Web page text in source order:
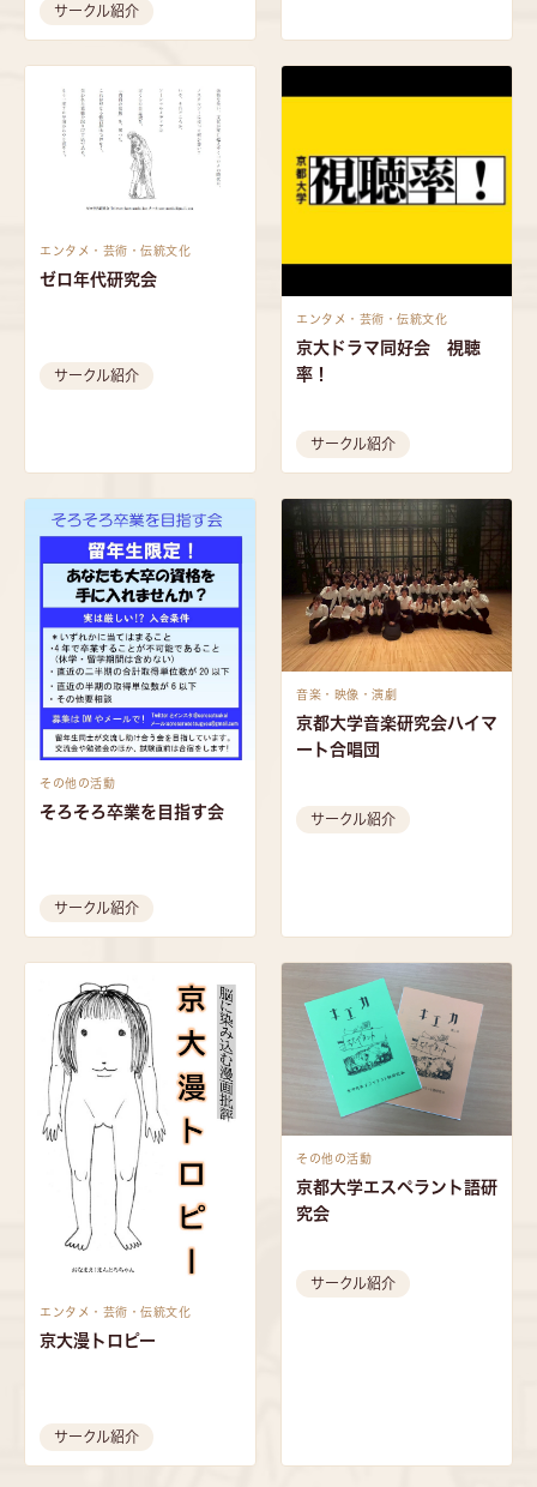
サークル紹介
エンタメ・芸術・伝統文化
ゼロ年代研究会
サークル紹介
エンタメ・芸術・伝統文化
京大ドラマ同好会 視聴
率！
サークル紹介
その他の活動
そろそろ卒業を目指す会
サークル紹介
音楽・映像・演劇
京都大学音楽研究会ハイマ
ート合唱団
サークル紹介
エンタメ・芸術・伝統文化
京大漫トロピー
サークル紹介
その他の活動
京都大学エスペラント語研
究会
サークル紹介